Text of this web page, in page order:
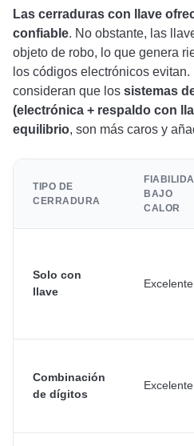
Las cerraduras con llave
confiable. No obstante, las
objeto de robo, lo que genera
los códigos electrónicos
consideran que los sistemas
(electrónica + respaldo con
equilibrio, son más caros y
TIPO DE
CERRADURA
BAJO
CALOR
Solo con
llave
Excelente
Combinación
de dígitos
Excelente